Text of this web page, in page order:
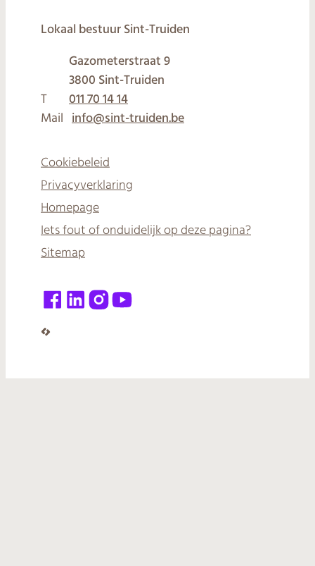
© 2026
Lokaal bestuur Sint-Truiden
Gazometerstraat 9
,
3800 Sint-Truiden
T
011 70 14 14
Mail
info@sint-truiden.be
Cookiebeleid
Privacyverklaring
Homepage
Iets fout of onduidelijk op deze pagina?
Sitemap
Facebook
LinkedInInstagram
YouTube
LCP nv 2026 ©